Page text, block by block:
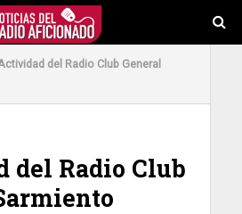
del Radio Club General
del Radio Club